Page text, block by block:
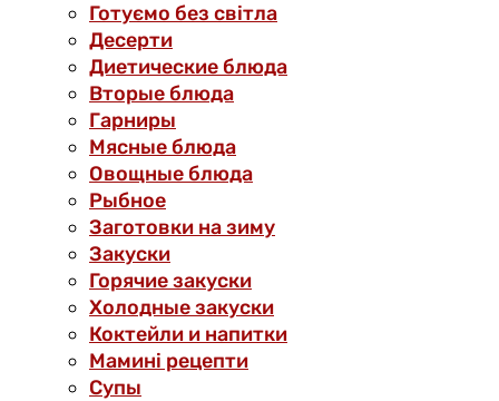
Готуємо без світла
Десерти
Диетические блюда
Вторые блюда
Гарниры
Мясные блюда
Овощные блюда
Рыбное
Заготовки на зиму
Закуски
Горячие закуски
Холодные закуски
Коктейли и напитки
Мамині рецепти
Супы